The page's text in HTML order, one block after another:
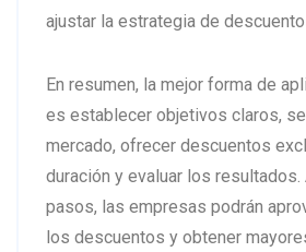
ajustar la estrategia de
En resumen, la mejor forma de
es establecer objetivos claros,
mercado, ofrecer descuentos
duración y evaluar los
pasos, las empresas podrán
los descuentos y obtener